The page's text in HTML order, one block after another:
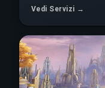
Vedi Servizi →